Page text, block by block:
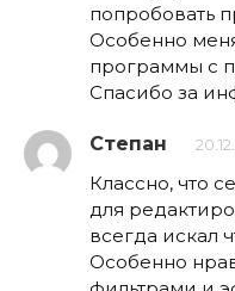
попробовать
Особенно
программы с
Спасибо за
Степан
Классно, что
для
всегда искал
Особенно